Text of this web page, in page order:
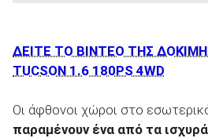
ΔΕΙΤΕ ΤΟ ΒΙΝΤΕΟ ΤΗΣ
TUCSON 1.6 180PS 4WD
Οι άφθονοι χώροι στο
παραμένουν ένα από τα